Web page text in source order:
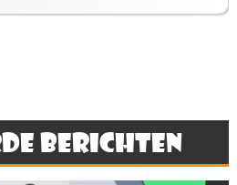
berichten